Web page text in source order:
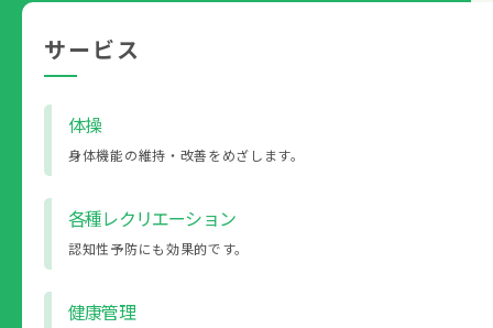
サービス
体操
身体機能の維持・改善をめざします。
各種レクリエーション
認知性予防にも効果的です。
健康管理